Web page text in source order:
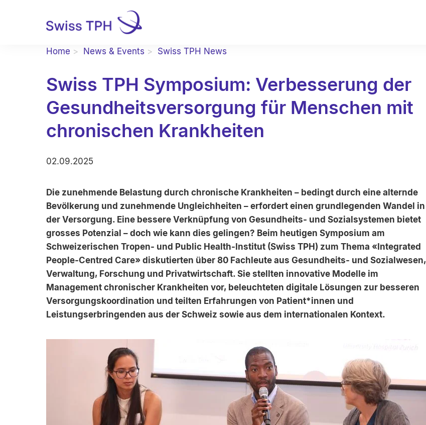
Home News & Events Swiss TPH News
Swiss TPH Symposium: Verbesserung der
Gesundheitsversorgung für Menschen mit
chronischen Krankheiten
02.09.2025
Die zunehmende Belastung durch chronische Krankheiten – bedingt durch eine alternde
Bevölkerung und zunehmende Ungleichheiten – erfordert einen grundlegenden Wandel in
der Versorgung. Eine bessere Verknüpfung von Gesundheits- und Sozialsystemen bietet
grosses Potenzial – doch wie kann dies gelingen? Beim heutigen Symposium am
Schweizerischen Tropen- und Public Health-Institut (Swiss TPH) zum Thema «Integrated
People-Centred Care» diskutierten über 80 Fachleute aus Gesundheits- und Sozialwesen,
Verwaltung, Forschung und Privatwirtschaft. Sie stellten innovative Modelle im
Management chronischer Krankheiten vor, beleuchteten digitale Lösungen zur besseren
Versorgungskoordination und teilten Erfahrungen von Patient*innen und
Leistungserbringenden aus der Schweiz sowie aus dem internationalen Kontext.